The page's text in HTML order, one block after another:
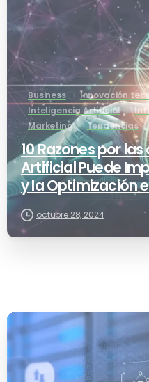
Business
Innovación
Inteligencia Artificial
Marketing
Tendencias
10 Razones por
Artificial Puede
y la Optimización
octubre 28, 2024